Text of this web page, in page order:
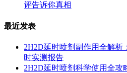
评告诉你真相
最近发表
2H2D延时喷剂副作用全解析
时实测报告
2H2D延时喷剂科学使用全攻